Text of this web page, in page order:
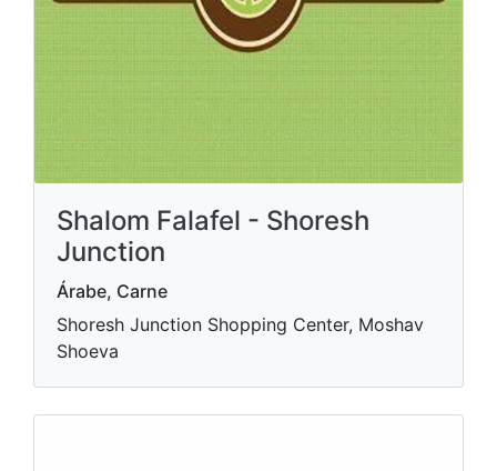
Shalom Falafel - Shoresh
Junction
Árabe, Carne
Shoresh Junction Shopping Center, Moshav
Shoeva